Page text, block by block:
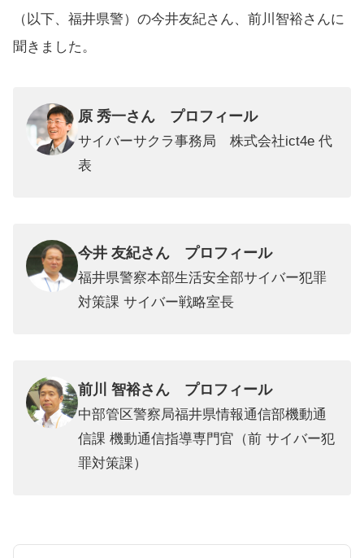
（以下、福井県警）の今井友紀さん、前川智裕さんに
聞きました。
原 秀一さん プロフィール
サイバーサクラ事務局 株式会社ict4e 代
表
今井 友紀さん プロフィール
福井県警察本部生活安全部サイバー犯罪
対策課 サイバー戦略室長
前川 智裕さん プロフィール
中部管区警察局福井県情報通信部機動通
信課 機動通信指導専門官（前 サイバー犯
罪対策課）